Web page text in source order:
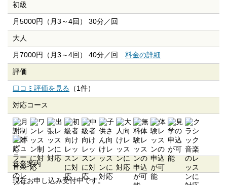
初級
月5000円（月3～4回） 30分／回
大人
月7000円（月3～4回） 40分／回 料金の詳細
評価
口コミ評価を見る （1件）
対応コース
営業案内
現在お申し込み受付中です。